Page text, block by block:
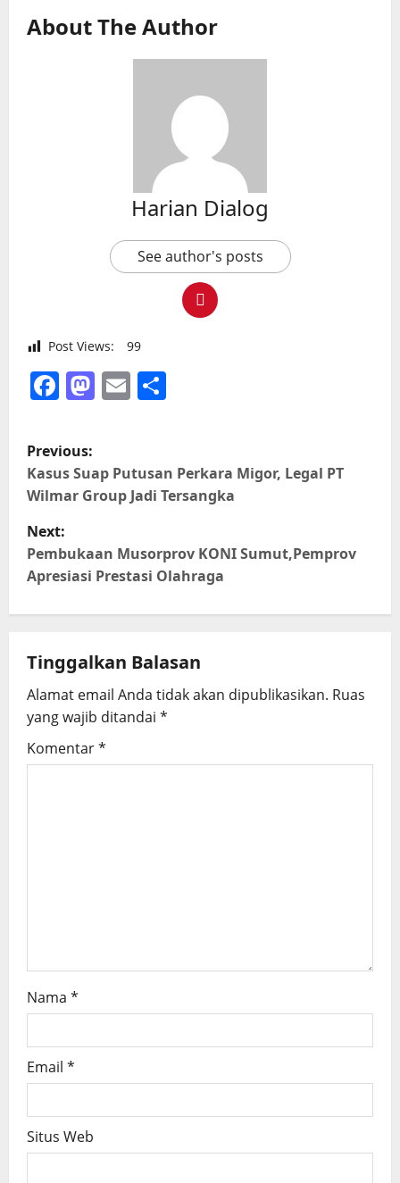
About The Author
Harian Dialog
See author's posts
Post Views: 99
Facebook
Mastodon
Email
P
o
s
t
n
v
i
g
Previous:
Kasus Suap Putusan Perkara Migor, Legal PT
Wilmar Group Jadi Tersangka
Next:
Pembukaan Musorprov KONI Sumut,Pemprov
Apresiasi Prestasi Olahraga
Tinggalkan Balasan
Alamat email Anda tidak akan dipublikasikan. Ruas
yang wajib ditandai *
Komentar*
Nama *
Email *
Situs Web